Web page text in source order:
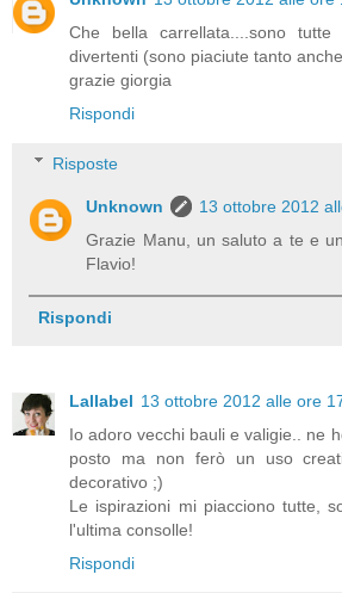
Che bella carrellata....sono
divertenti (sono piaciute tanto
grazie giorgia
Rispondi
Risposte
Unknown
13 ottobre 2012
Grazie Manu, un saluto a te e
Flavio!
Rispondi
Lallabel 13 ottobre 2012 alle ore
Io adoro vecchi bauli e valigie.. ne
posto ma non ferò un uso
decorativo ;)
Le ispirazioni mi piacciono tutte,
l'ultima consolle!
Rispondi